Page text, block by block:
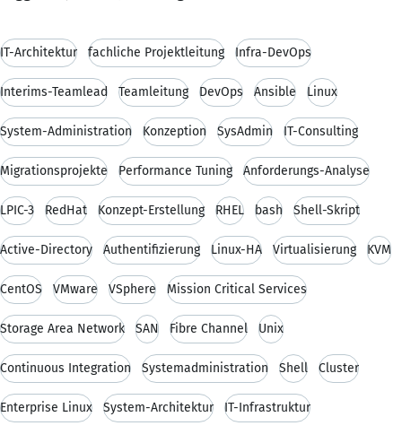
IT-Architektur fachliche Projektleitung Infra-DevOps
Interims-Teamlead Teamleitung DevOps Ansible Linux
System-Administration Konzeption SysAdmin IT-Consulting
Migrationsprojekte Performance Tuning Anforderungs-Analyse
LPIC-3 RedHat Konzept-Erstellung RHEL bash Shell-Skript
Active-Directory Authentifizierung Linux-HA Virtualisierung KVM
CentOS VMware VSphere Mission Critical Services
Storage Area Network SAN Fibre Channel Unix
Continuous Integration Systemadministration Shell Cluster
Enterprise Linux System-Architektur IT-Infrastruktur